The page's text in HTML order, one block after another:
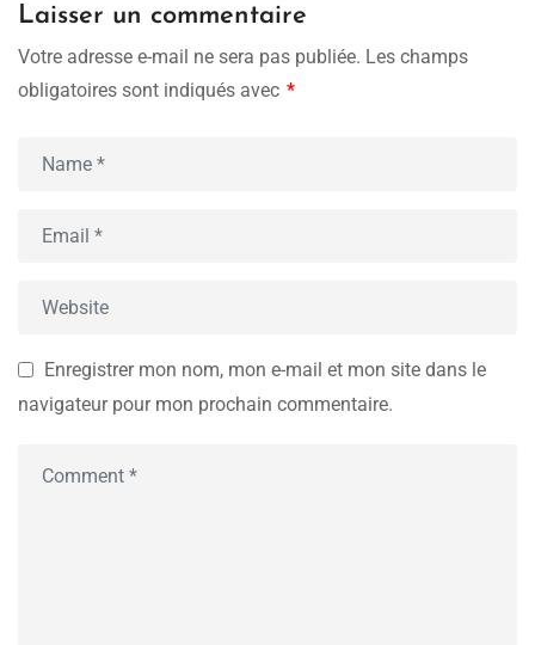
Laisser un commentaire
Votre adresse e-mail ne sera pas publiée. Les champs
obligatoires sont indiqués avec *
Enregistrer mon nom, mon e-mail et mon site dans le
navigateur pour mon prochain commentaire.